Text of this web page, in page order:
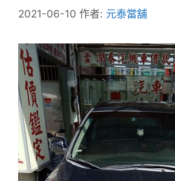
2021-06-10 作者: 元泰當舖